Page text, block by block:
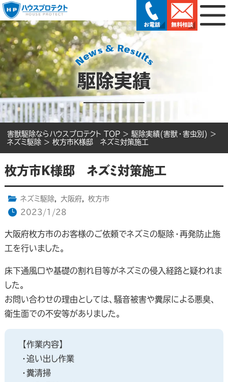
駆除実績
害獣駆除ならハウスプロテクト TOP > 駆除実績(害獣・害虫別) >
ネズミ駆除 > 枚方市K様邸 ネズミ対策施工
枚方市K様邸 ネズミ対策施工
ネズミ駆除, 大阪府,
枚方市
2023/1/28
大阪府枚方市のお客様のご依頼でネズミの駆除・再発防止施
工を行いました。
床下通風口や基礎の割れ目等がネズミの侵入経路と疑われま
した。
お問い合わせの理由としては、騒音被害や糞尿による悪臭、
衛生面での不安等がありました。
【作業内容】
・追い出し作業
・糞清掃